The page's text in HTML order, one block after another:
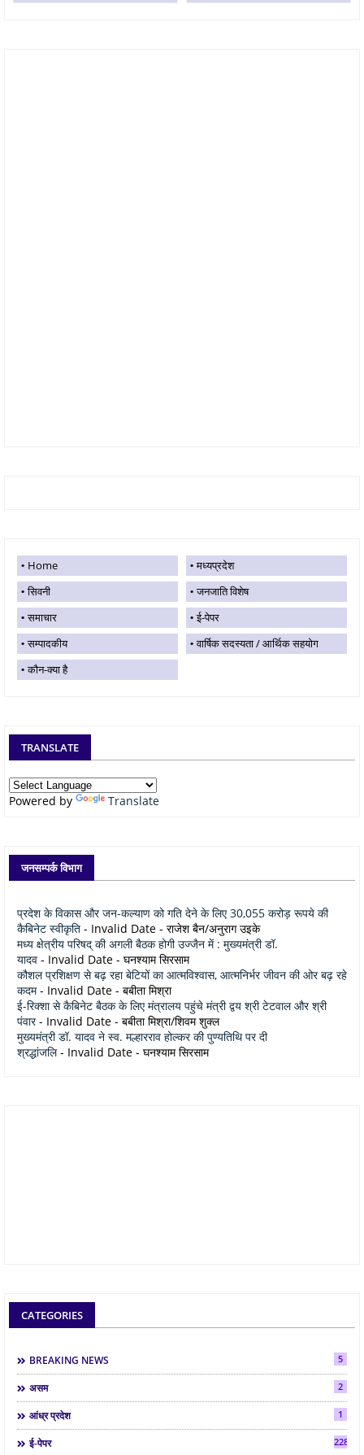
Home
मध्यप्रदेश
सिवनी
जनजाति विशेष
समाचार
ई-पेपर
सम्पादकीय
वार्षिक सदस्यता / आर्थिक सहयोग
कौन-क्या है
TRANSLATE
Powered by Translate
जनसम्पर्क विभाग
प्रदेश के विकास और जन-कल्याण को गति देने के लिए 30,055 करोड़ रूपये की
कैबिनेट स्वीकृति - Invalid Date - राजेश बैन/अनुराग उइके
मध्य क्षेत्रीय परिषद् की अगली बैठक होगी उज्जैन में : मुख्यमंत्री डॉ.
यादव - Invalid Date - घनश्याम सिरसाम
कौशल प्रशिक्षण से बढ़ रहा बेटियों का आत्मविश्वास, आत्मनिर्भर जीवन की ओर बढ़ रहे
कदम- Invalid Date - बबीता मिश्रा
ई-रिक्शा से कैबिनेट बैठक के लिए मंत्रालय पहुंचे मंत्री द्वय श्री टेटवाल और श्री
पंवार- Invalid Date - बबीता मिश्रा/शिवम शुक्ल
मुख्यमंत्री डॉ. यादव ने स्व. मल्हारराव होल्कर की पुण्यतिथि पर दी
श्रद्धांजलि- Invalid Date - घनश्याम सिरसाम
CATEGORIES
BREAKING NEWS 5
असम 2
आंध्र प्रदेश 1
ई-पेपर 2286